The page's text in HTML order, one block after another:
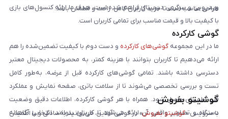
طراحی مناسب است تا خرید کاربران کامل، راحت و مطمئن باشد.
ویدیویی و سرگرمی دیجیتال فراهم شده است. هدف ما ارائه کنسول‌های بازی
با کیفیت بالا و قیمت مناسب برای تمامی کاربران است.
گوشی کارکرده
ما در این مجموعه گوشی‌های کارکرده و دست دوم با کیفیت تضمین‌شده را هم
ارائه می‌دهیم تا کاربران بتوانند با هزینه کمتر، به محصولات دیجیتال معتبر
دسترسی داشته باشند. تمامی گوشی‌های کارکرده قبل از عرضه، به‌طور کامل
تست و بررسی تخصصی می‌شوند تا از سلامت باتری، صفحه نمایش و عملکرد
فنی اطمینان حاصل شود. همراه با هر گوشی کارکرده، اطلاعات دقیق وضعیت
دستگاه و تصاویر واقعی آن ارائه می‌شود تا کاربران بتوانند انتخابی آگاهانه
گوشیتو بفروش
با سرویس «گوشیتو بفروش» در گوشی آنلاین، می‌توانید به‌سادگی و با اطمینان